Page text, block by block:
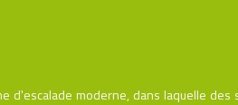
d'escalade moderne, dans laquelle